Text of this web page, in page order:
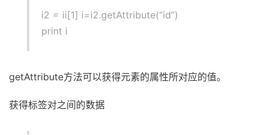
i2 = ii[1] i=i2.getAttribute(“id”)
print i
getAttribute方法可以获得元素的属性所对应的值。
获得标签对之间的数据